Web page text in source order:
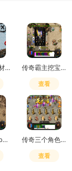
传奇武器素材600张多少钱 传奇霸主挖宝技巧攻略图
查看
传奇单职业pk技巧 传奇三个角色选什么主角色
查看